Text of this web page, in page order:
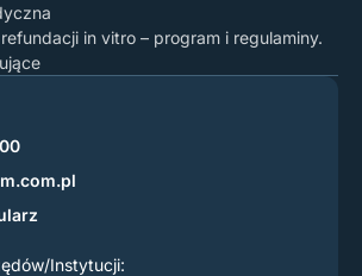
in vitro – program i regulaminy.
Instytucji: